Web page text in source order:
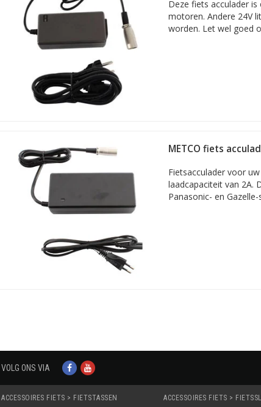
Deze fiets acculader
motoren. Andere 24V
worden. Let wel goed
METCO fiets
Fietsacculader voor
laadcapaciteit van 2A.
Panasonic- en
VOLG ONS VIA
ACCESSOIRES FIETS > FIETSTASSEN ACCESSOIRES FIETS >